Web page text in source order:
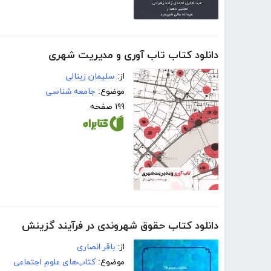
دانلود کتاب تاب ‌آوری و مدیریت شهری
از: سلیمان زینالی
موضوع: جامعه شناسی
۱۹۹ صفحه
دانلود کتاب حقوق شهروندی در فرآیند گزینش
از: باقر انصاری
موضوع: کتاب‌های علوم اجتماعی